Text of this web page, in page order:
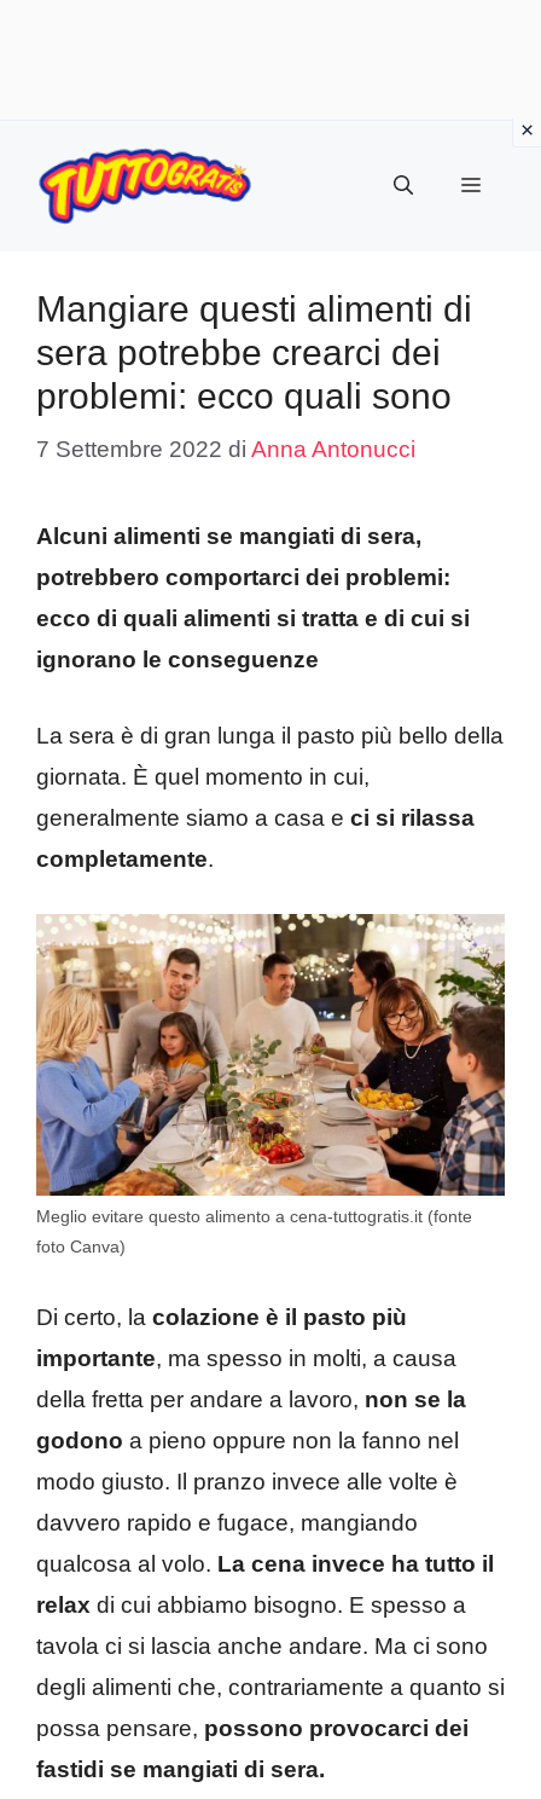
contenuto
Menu
Mangiare questi alimenti di
sera potrebbe crearci dei
problemi: ecco quali sono
7 Settembre 2022 di Anna Antonucci
Alcuni alimenti se mangiati di sera,
potrebbero comportarci dei problemi:
ecco di quali alimenti si tratta e di cui si
ignorano le conseguenze
La sera è di gran lunga il pasto più bello della
giornata. È quel momento in cui,
generalmente siamo a casa e ci si rilassa
completamente.
Meglio evitare questo alimento a cena-tuttogratis.it (fonte
foto Canva)
Di certo, la colazione è il pasto più
importante, ma spesso in molti, a causa
della fretta per andare a lavoro, non se la
godono a pieno oppure non la fanno nel
modo giusto. Il pranzo invece alle volte è
davvero rapido e fugace, mangiando
qualcosa al volo. La cena invece ha tutto il
relax di cui abbiamo bisogno. E spesso a
tavola ci si lascia anche andare. Ma ci sono
degli alimenti che, contrariamente a quanto si
possa pensare, possono provocarci dei
fastidi se mangiati di sera.